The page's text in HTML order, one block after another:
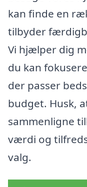
kan finde en
tilbyder
Vi hjælper dig
du kan
der passer
budget. Husk,
sammenligne
værdi og
valg.